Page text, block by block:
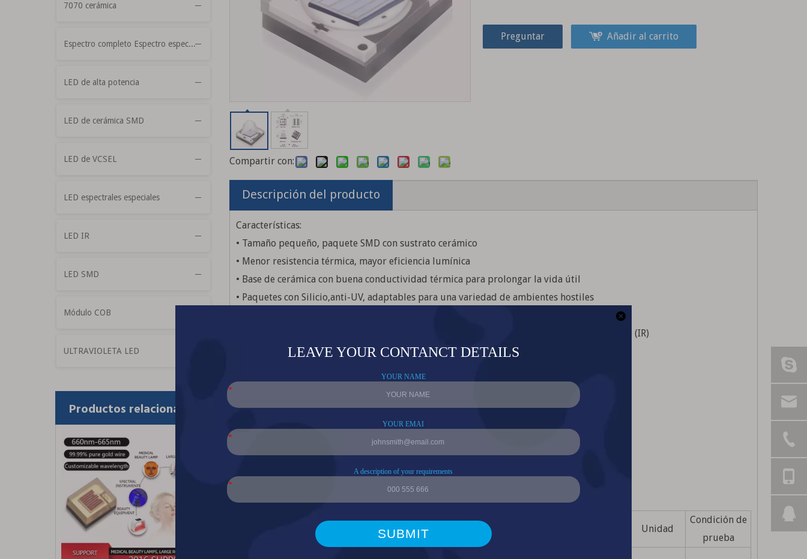
7070 cerámica
Espectro completo Espectro especial
LED de alta potencia
LED de cerámica SMD
LED de VCSEL
LED espectrales especiales
LED IR
LED SMD
Módulo COB
ULTRAVIOLETA LED
Productos relacionados
Compartir con:
Preguntar Añadir al carrito
Descripción del producto
Características:
• Tamaño pequeño, paquete SMD con sustrato cerámico
• Menor resistencia térmica, mayor eficiencia lumínica
• Base de cerámica con buena conductividad térmica para prolongar la vida útil
• Paquetes con Silicio,anti-UV, adaptables para una variedad de ambientes hostiles
• Opciones de varios colores, rojo, verde, azul, blanco, amarillo, ultravioleta (UV), infrarrojo (IR)
• Secado UV de tintas y lacas de impresión
• Detecta minerales y gemas fluorescentes
• Iluminación Interior/Exterior
Símbolo Color mínimo Unidad
Condición de
prueba